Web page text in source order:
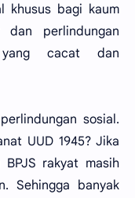
khusus bagi kaum
dan perlindungan
cacat dan
sosial.
UUD 1945? Jika
rakyat masih
Sehingga banyak